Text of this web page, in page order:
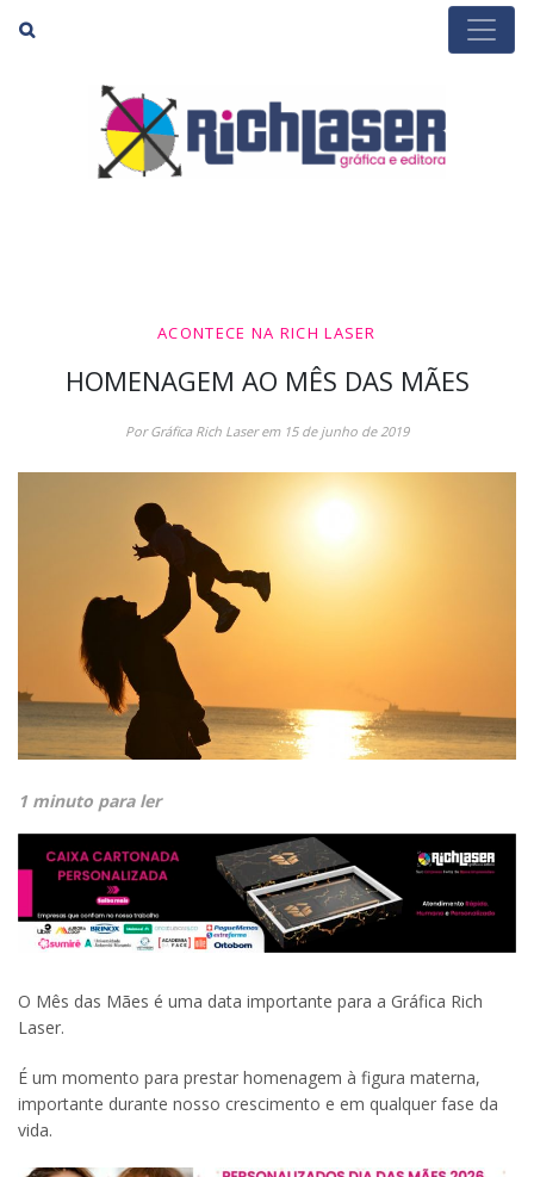
ACONTECE NA RICH LASER
HOMENAGEM AO MÊS DAS MÃES
Por Gráfica Rich Laser em 15 de junho de 2019
1 minuto para ler
O Mês das Mães é uma data importante para a Gráfica Rich
Laser.
É um momento para prestar homenagem à figura materna,
importante durante nosso crescimento e em qualquer fase da
vida.